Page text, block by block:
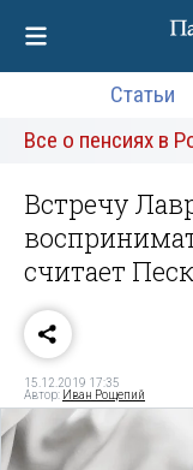
Статьи
Все о пенсиях в
Встречу
считает
15.12.2019 17:35
Автор: Иван Рощепий